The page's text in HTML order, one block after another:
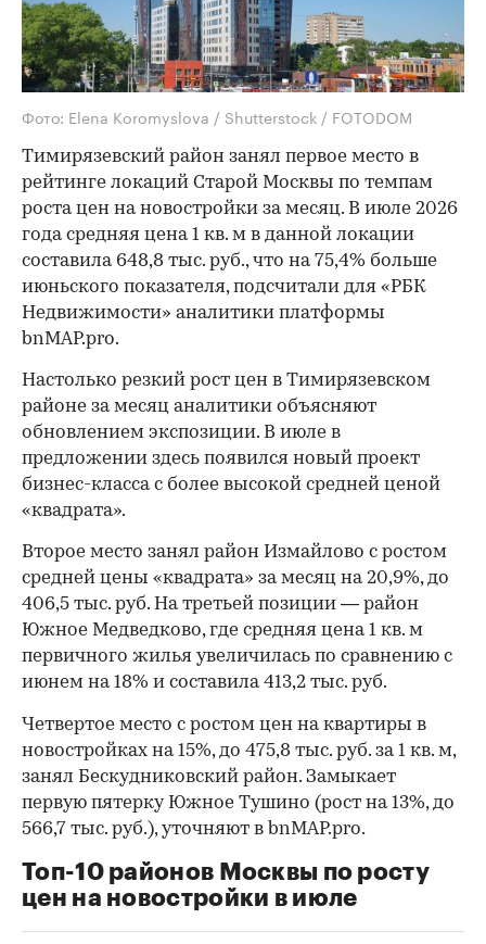
Фото: Elena Koromyslova / Shutterstock / FOTODOM
Тимирязевский район занял первое место в
рейтинге локаций Старой Москвы по темпам
роста цен на новостройки за месяц. В июле 2026
года средняя цена 1 кв. м в данной локации
составила 648,8 тыс. руб., что на 75,4% больше
июньского показателя, подсчитали для «РБК
Недвижимости» аналитики платформы
bnMAP.pro.
Настолько резкий рост цен в Тимирязевском
районе за месяц аналитики объясняют
обновлением экспозиции. В июле в
предложении здесь появился новый проект
бизнес-класса с более высокой средней ценой
«квадрата».
Второе место занял район Измайлово с ростом
средней цены «квадрата» за месяц на 20,9%, до
406,5 тыс. руб. На третьей позиции — район
Южное Медведково, где средняя цена 1 кв. м
первичного жилья увеличилась по сравнению с
июнем на 18% и составила 413,2 тыс. руб.
00:00 / 00:00
Четвертое место с ростом цен на квартиры в
новостройках на 15%, до 475,8 тыс. руб. за 1 кв. м,
занял Бескудниковский район. Замыкает
первую пятерку Южное Тушино (рост на 13%, до
566,7 тыс. руб.), уточняют в bnMAP.pro.
Топ-10 районов Москвы по росту
цен на новостройки в июле